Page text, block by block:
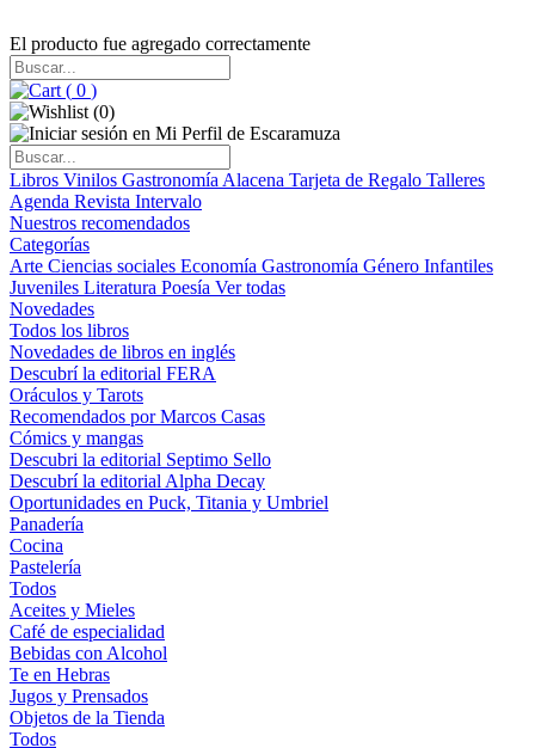
El producto fue agregado correctamente
( 0 )
(0)
Libros Vinilos Gastronomía Alacena Tarjeta de Regalo Talleres
Agenda Revista Intervalo
Nuestros recomendados
Categorías
Arte Ciencias sociales Economía Gastronomía Género Infantiles
Juveniles Literatura Poesía Ver todas
Novedades
Todos los libros
Novedades de libros en inglés
Descubrí la editorial FERA
Oráculos y Tarots
Recomendados por Marcos Casas
Cómics y mangas
Descubri la editorial Septimo Sello
Descubrí la editorial Alpha Decay
Oportunidades en Puck, Titania y Umbriel
Panadería
Cocina
Pastelería
Todos
Aceites y Mieles
Café de especialidad
Bebidas con Alcohol
Te en Hebras
Jugos y Prensados
Objetos de la Tienda
Todos